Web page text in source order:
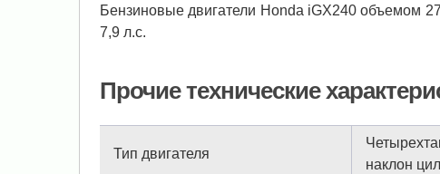
Бензиновые двигатели Honda iGX240 объемом
7,9 л.с.
Прочие технические
Тип двигателя
наклон